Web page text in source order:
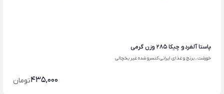
پاستا آلفردو چیکا 285 وزن گرمی
خورشت ، برنج و غذای ایرانی کنسرو شده غیر یخچالی
435,000تومان